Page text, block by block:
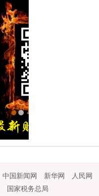
中国新闻网 新华网
人民网
国家税务总局